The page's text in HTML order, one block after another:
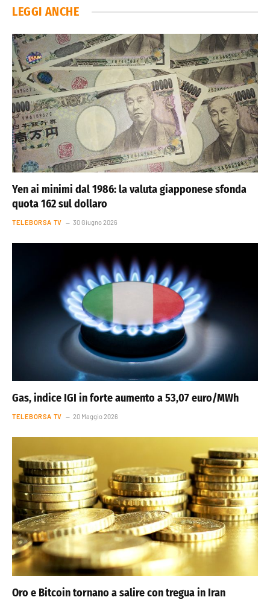
LEGGI ANCHE
Yen ai minimi dal 1986: la valuta giapponese sfonda
quota 162 sul dollaro
TELEBORSA TV 30 Giugno 2026
Gas, indice IGI in forte aumento a 53,07 euro/MWh
TELEBORSA TV 20 Maggio 2026
Oro e Bitcoin tornano a salire con tregua in Iran